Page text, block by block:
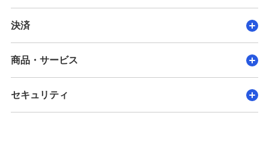
決済
商品・サービス
セキュリティ